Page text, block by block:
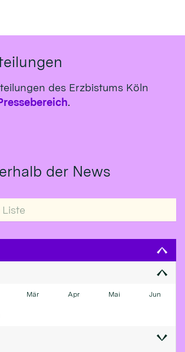
des Erzbistums Köln
.
der News
Mär Apr Mai Jun